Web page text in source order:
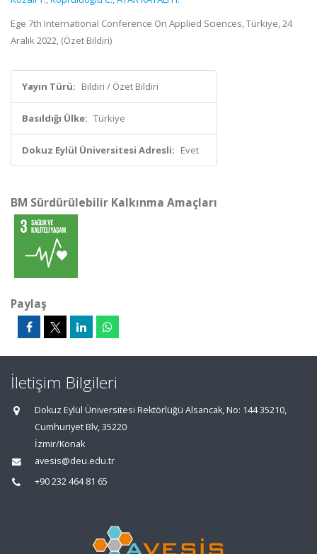
Ege 7th International Conference On Applied Sciences, Türkiye, 24
Aralık 2022, (Özet Bildiri)
Yayın Türü: Bildiri / Özet Bildiri
Basıldığı Ülke: Türkiye
Dokuz Eylül Üniversitesi Adresli: Evet
BM Sürdürülebilir Kalkınma Amaçları
Paylaş
İletişim Bilgileri
Dokuz Eylül Üniversitesi Rektörlüğü Alsancak, No: 144 35210,
Cumhuriyet Blv, 35220
İzmir/Konak
avesis@deu.edu.tr
+90 232 464 81 65